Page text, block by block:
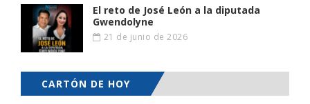
El reto de José León a la diputada
Gwendolyne
21 de junio de 2026
CARTÓN DE HOY